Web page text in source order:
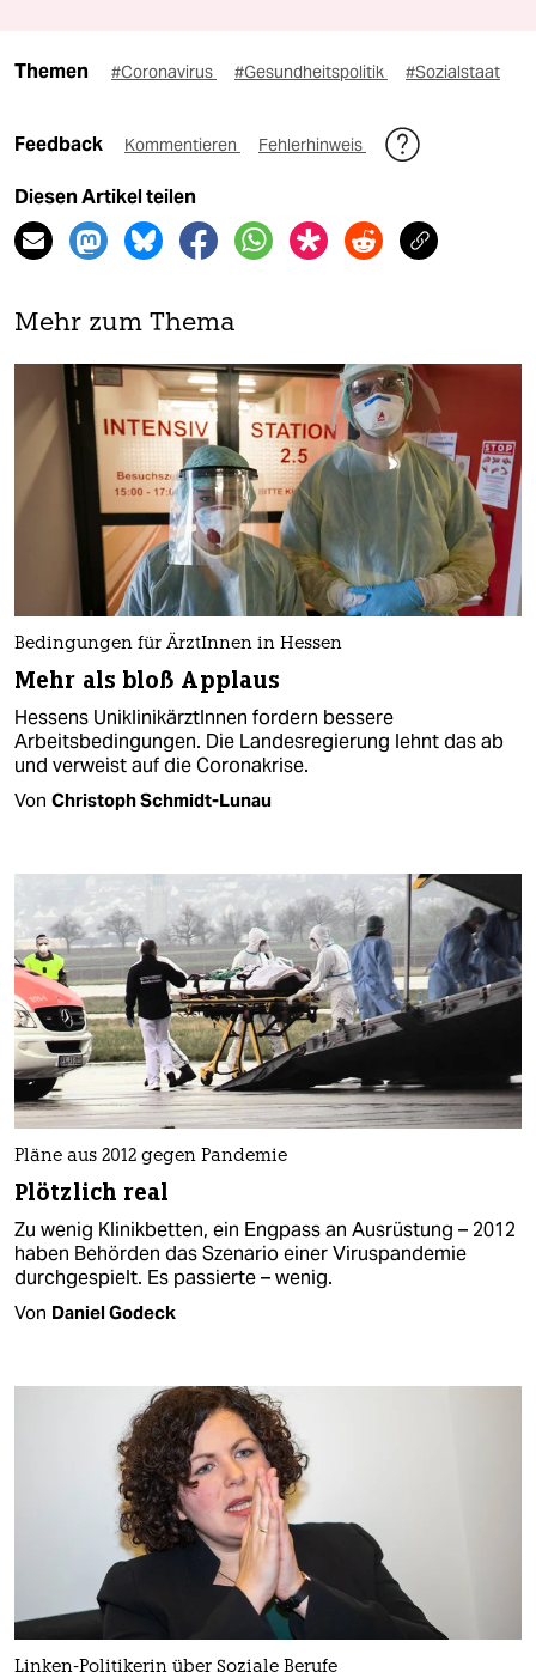
Themen #Coronavirus #Gesundheitspolitik #Sozialstaat
Feedback Kommentieren Fehlerhinweis
Diesen Artikel teilen
Mehr zum Thema
Bedingungen für ÄrztInnen in Hessen
Mehr als bloß Applaus
Hessens UniklinikärztInnen fordern bessere
Arbeitsbedingungen. Die Landesregierung lehnt das ab
und verweist auf die Coronakrise.
Von Christoph Schmidt-Lunau
Pläne aus 2012 gegen Pandemie
Plötzlich real
Zu wenig Klinikbetten, ein Engpass an Ausrüstung – 2012
haben Behörden das Szenario einer Viruspandemie
durchgespielt. Es passierte – wenig.
Von Daniel Godeck
Linken-Politikerin über Soziale Berufe